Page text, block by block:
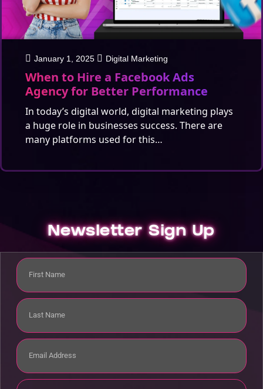
January 1, 2025 Digital Marketing
When to Hire a Facebook Ads
Agency for Better Performance
In today’s digital world, digital marketing plays
a huge role in businesses success. There are
many platforms used for this…
Newsletter Sign Up